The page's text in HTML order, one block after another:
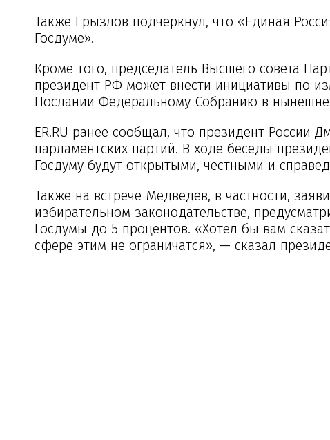
Также Грызлов подчеркнул, что «Единая
Госдуме».
Кроме того, председатель Высшего совета
президент РФ может внести инициативы по
Послании Федеральному Собранию в
ER.RU ранее сообщал, что президент России
парламентских партий. В ходе беседы
Госдуму будут открытыми, честными и
Также на встрече Медведев, в частности,
избирательном законодательстве,
Госдумы до 5 процентов. «Хотел бы вам
сфере этим не ограничатся», — сказал